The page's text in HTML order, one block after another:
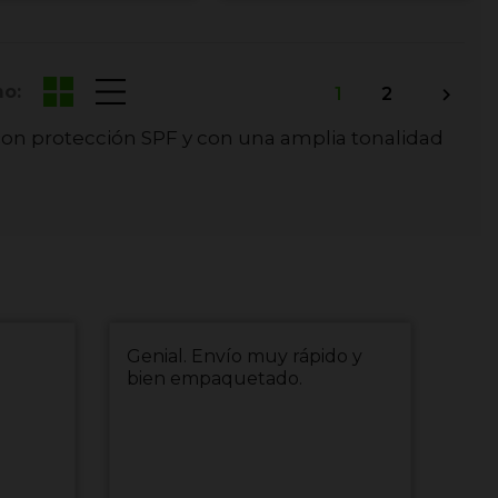
1 2 
protección SPF y con una amplia tonalidad
Genial. Envío muy rápido y
bien empaquetado.